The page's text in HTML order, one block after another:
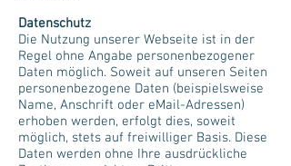
Datenschutz
Die Nutzung unserer Webseite ist in der
Regel ohne Angabe personenbezogener
Daten möglich. Soweit auf unseren Seiten
personenbezogene Daten (beispielsweise
Name, Anschrift oder eMail-Adressen)
erhoben werden, erfolgt dies, soweit
möglich, stets auf freiwilliger Basis. Diese
Daten werden ohne Ihre ausdrückliche